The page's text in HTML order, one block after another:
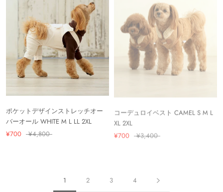
ポケットデザインストレッチオー
バーオール WHITE M L LL 2XL
¥700
¥4,800
コーデュロイベスト CAMEL S M L
XL 2XL
¥700
¥3,400
1 2 3 4